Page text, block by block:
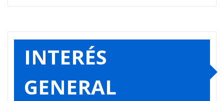
INTERÉS
GENERAL